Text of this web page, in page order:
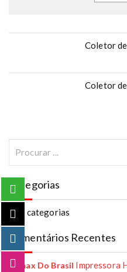
Coletor
Coletor
Categorias
Sem categorias
Comentários Recentes
Remax Do Brasil Impressora